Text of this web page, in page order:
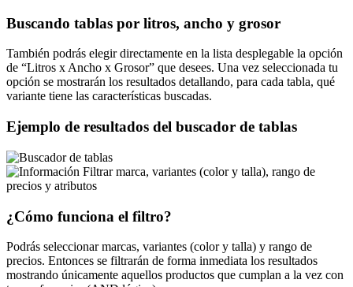
Buscando tablas por litros, ancho y grosor
También podrás elegir directamente en la lista desplegable la opción
de
Litros x Ancho x Grosor
que desees. Una vez seleccionada tu
opción se mostrarán los resultados detallando, para cada tabla, qué
variante tiene las características buscadas.
Ejemplo de resultados del buscador de tablas
Filtrar marca, variantes (color y talla), rango de
precios y atributos
¿Cómo funciona el filtro?
Podrás seleccionar marcas, variantes (color y talla) y rango de
precios. Entonces se filtrarán de forma inmediata los resultados
mostrando únicamente aquellos productos que cumplan a la vez con